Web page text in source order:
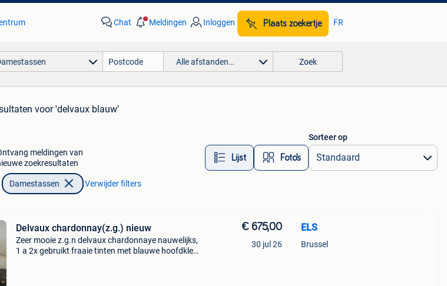
Chat Meldingen Inloggen Plaats zoekertje FR
Alle afstanden… Zoek
voor 'delvaux blauw'
meldingen van
zoekresultaten
Lijst Foto’s
Sorteer op
Damestassen Verwijder filters
Delvaux chardonnay(z.g.) nieuw
Zeer mooie z.g.n delvaux chardonnaye nauwelijks,
1 a 2x gebruikt fraaie tinten met blauwe hoofdkleur
€ 675,00
30 jul 26
ELS
Brussel